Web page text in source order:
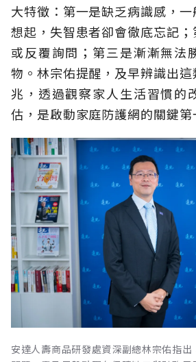
大特徵：第一是缺乏病識感，
想起，失智患者卻會徹底忘記
或反覆詢問；第三是漸漸無法
物。林宗佑提醒，及早辨識出
兆，透過觀察家人生活習慣的
估，是啟動家庭防護網的關鍵第
安達人壽商品研發處資深副總林宗佑指